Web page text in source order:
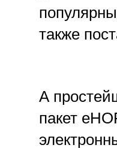
также
А
пакет